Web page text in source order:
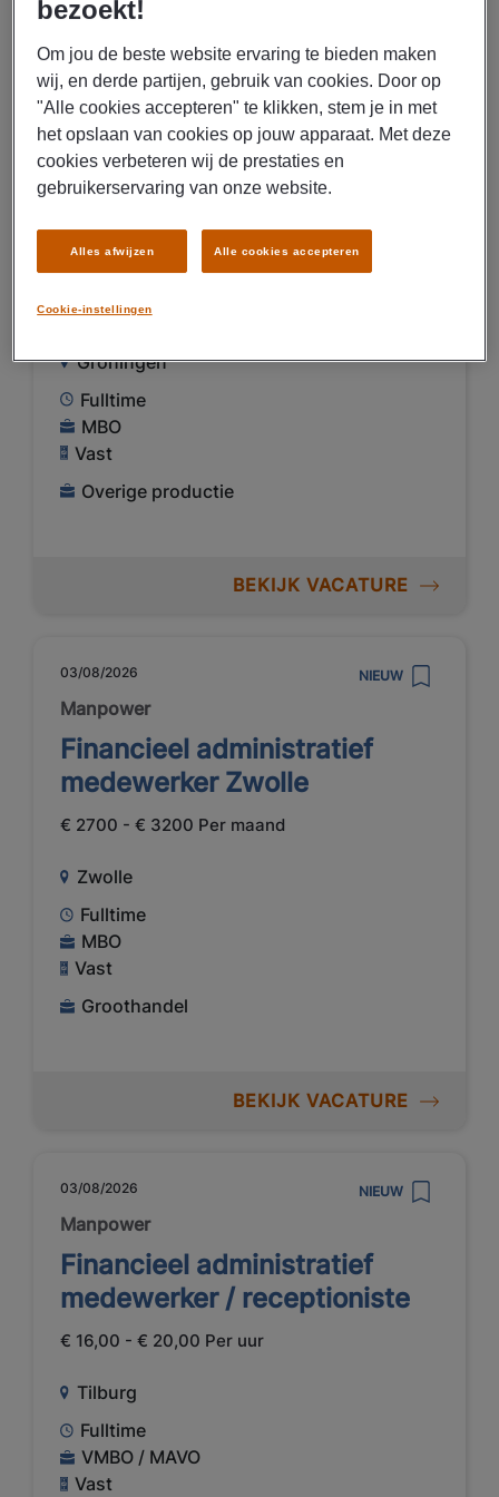
BEKIJK VACATURE
04/08/2026
Manpower
Financieel Administratief
Medewerker Groningen
€ 2800 - € 3500 Per maand
Groningen
Fulltime
MBO
Vast
Overige productie
BEKIJK VACATURE
03/08/2026 NIEUW
Manpower
Financieel administratief
medewerker Zwolle
€ 2700 - € 3200 Per maand
Zwolle
Fulltime
MBO
Vast
Groothandel
BEKIJK VACATURE
03/08/2026 NIEUW
Manpower
Financieel administratief
medewerker / receptioniste
€ 16,00 - € 20,00 Per uur
Tilburg
Fulltime
VMBO / MAVO
Vast
bezoekt!
Om jou de beste website ervaring te bieden maken
wij, en derde partijen, gebruik van cookies. Door op
"Alle cookies accepteren" te klikken, stem je in met
het opslaan van cookies op jouw apparaat. Met deze
cookies verbeteren wij de prestaties en
gebruikerservaring van onze website.
Cookie-instellingen
Alles afwijzen Alle cookies accepteren